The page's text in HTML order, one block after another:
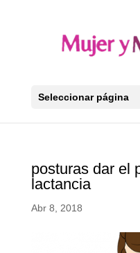
Seleccionar página
posturas dar el
lactancia
Abr 8, 2018